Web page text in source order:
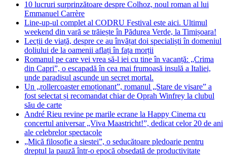
10 lucruri surprinzătoare despre Colhoz, noul roman al lui
Emmanuel Carrère
Line-up-ul complet al CODRU Festival este aici. Ultimul
weekend din vară se trăiește în Pădurea Verde, la Timișoara!
Lecții de viață, despre ce au învățat doi specialiști în domeniul
doliului de la oamenii aflați în fața morții
Romanul pe care vei vrea să-l iei cu tine în vacanță: „Crima
din Capri”, o escapadă în cea mai frumoasă insulă a Italiei,
unde paradisul ascunde un secret mortal.
Un „rollercoaster emoționant”, romanul „Stare de visare” a
fost selectat și recomandat chiar de Oprah Winfrey la clubul
său de carte
André Rieu revine pe marile ecrane la Happy Cinema cu
concertul aniversar „Viva Maastricht!”, dedicat celor 20 de ani
ale celebrelor spectacole
„Mică filosofie a siestei”, o seducătoare pledoarie pentru
dreptul la pauză într-o epocă obsedată de productivitate